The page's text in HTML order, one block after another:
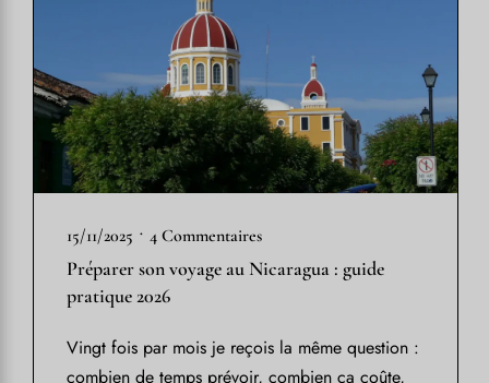
15/11/2025 • 4 Commentaires
Préparer son voyage au Nicaragua : guide
pratique 2026
Vingt fois par mois je reçois la même question :
combien de temps prévoir, combien ça coûte,